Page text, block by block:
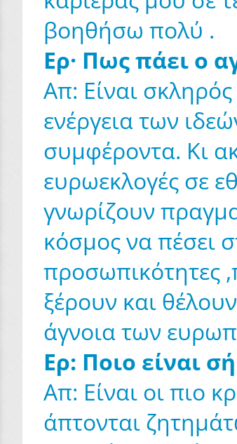
βοηθήσω πολύ .
Ερ· Πως πάει ο
Απ: Είναι
ενέργεια των
συμφέροντα. Κι
ευρωεκλογές σε
γνωρίζουν
κόσμος να πέσει
προσωπικότητες
ξέρουν και
άγνοια των
Ερ: Ποιο είναι
Απ: Είναι οι πιο
άπτονται